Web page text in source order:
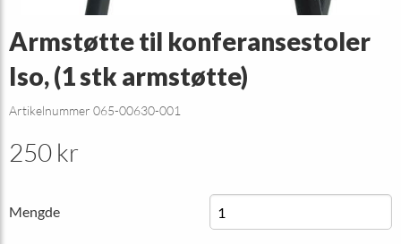
Armstøtte til konferansestoler
Iso, (1 stk armstøtte)
Artikelnummer 065-00630-001
250 kr
Mengde